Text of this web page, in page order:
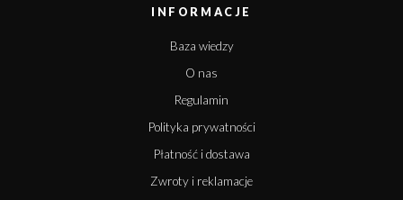
INFORMACJE
Baza wiedzy
O nas
Regulamin
Polityka prywatności
Płatność i dostawa
Zwroty i reklamacje